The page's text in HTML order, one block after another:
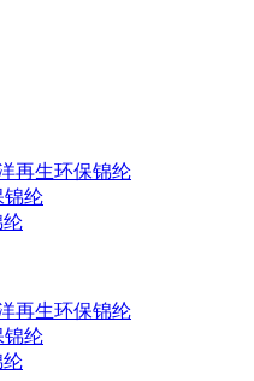
再生环保锦纶
锦纶
纶
再生环保锦纶
锦纶
纶